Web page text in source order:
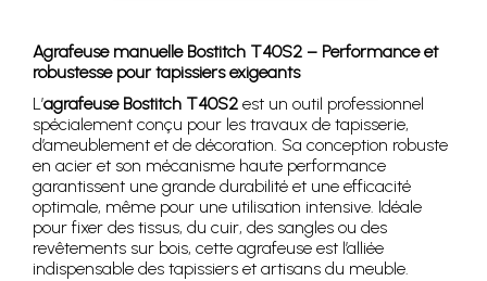
Agrafeuse manuelle Bostitch T40S2 – Performance et
robustesse pour tapissiers exigeants
L’agrafeuse Bostitch T40S2 est un outil professionnel
spécialement conçu pour les travaux de tapisserie,
d’ameublement et de décoration. Sa conception robuste
en acier et son mécanisme haute performance
garantissent une grande durabilité et une efficacité
optimale, même pour une utilisation intensive. Idéale
pour fixer des tissus, du cuir, des sangles ou des
revêtements sur bois, cette agrafeuse est l’alliée
indispensable des tapissiers et artisans du meuble.